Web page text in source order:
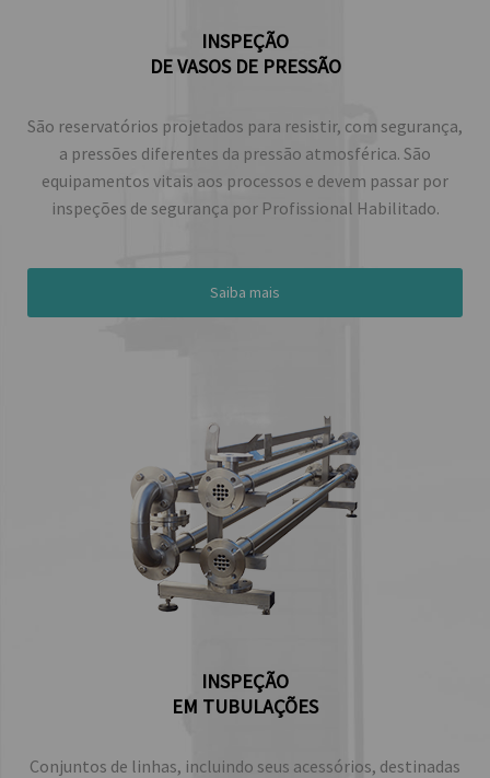
INSPEÇÃO
DE VASOS DE PRESSÃO
São reservatórios projetados para resistir, com segurança,
a pressões diferentes da pressão atmosférica. São
equipamentos vitais aos processos e devem passar por
inspeções de segurança por Profissional Habilitado.
Saiba mais
INSPEÇÃO
EM TUBULAÇÕES
Conjuntos de linhas, incluindo seus acessórios, destinadas